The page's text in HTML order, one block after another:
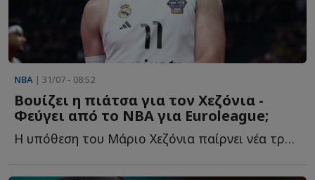
NBA | 31/07 - 08:52
Βουίζει η πιάτσα για τον Χεζόνια -
Φεύγει από το ΝΒΑ για Euroleague;
Η υπόθεση του Μάριο Χεζόνια παίρνει νέα τροπή, καθώς η...